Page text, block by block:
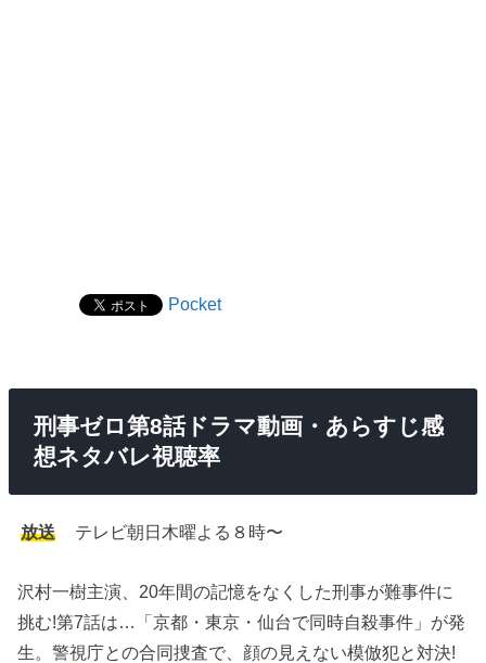
Pocket
刑事ゼロ第8話ドラマ動画・あらすじ感
想ネタバレ視聴率
放送 テレビ朝日木曜よる８時〜
沢村一樹主演、20年間の記憶をなくした刑事が難事件に
挑む!第7話は…「京都・東京・仙台で同時自殺事件」が発
生。警視庁との合同捜査で、顔の見えない模倣犯と対決!